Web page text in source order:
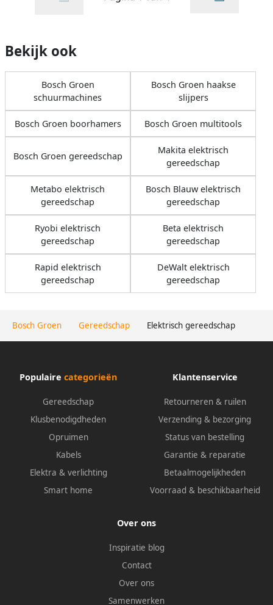
Bosch Groen Gereedschap Elektrisch gereedschap
Bekijk ook
Bosch Groen
schuurmachines
Bosch Groen haakse
slijpers
Bosch Groen boorhamers Bosch Groen multitools
Bosch Groen gereedschap
Makita elektrisch
gereedschap
Metabo elektrisch
gereedschap
Bosch Blauw elektrisch
gereedschap
Ryobi elektrisch
gereedschap
Beta elektrisch
gereedschap
Rapid elektrisch
gereedschap
DeWalt elektrisch
gereedschap
Populaire categorieën
Gereedschap
Klusbenodigdheden
Opruimen
Kabels
Elektra & verlichting
Smart home
Klantenservice
Retourneren & ruilen
Verzending & bezorging
Status van bestelling
Garantie & reparatie
Betaalmogelijkheden
Voorraad & beschikbaarheid
Over ons
Inspiratie blog
Contact
Over ons
Samenwerken